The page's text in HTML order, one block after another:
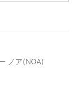
ノア(NOA)